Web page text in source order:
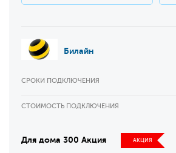
Билайн
СРОКИ ПОДКЛЮЧЕНИЯ
СТОИМОСТЬ ПОДКЛЮЧЕНИЯ
Для дома 300 Акция АКЦИЯ